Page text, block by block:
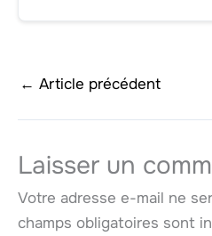
← Article précédent
Laisser un
Votre adresse e-mail ne
champs obligatoires sont